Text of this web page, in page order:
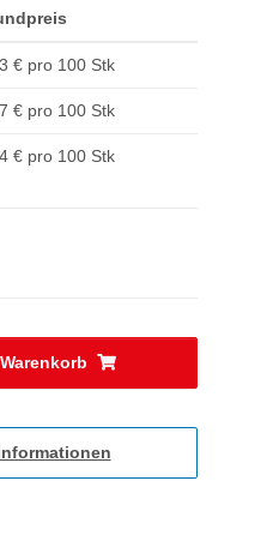
€ pro 100 Stk
€ pro 100 Stk
€ pro 100 Stk